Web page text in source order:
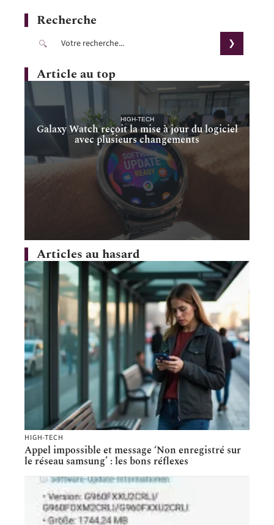
Recherche
Article au top
HIGH-TECH
Galaxy Watch reçoit la mise à jour du logiciel
avec plusieurs changements
Articles au hasard
HIGH-TECH
Appel impossible et message ‘Non enregistré sur
le réseau samsung’ : les bons réflexes